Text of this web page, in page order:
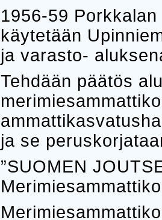
1956-59
käytetään
ja varasto-
Tehdään päätös
ja se
”SUOMEN